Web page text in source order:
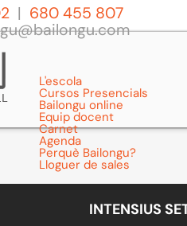
680 455 807
L'escola
Cursos Presencials
Bailongu online
Equip docent
Carnet
Agenda
Perquè Bailongu?
Lloguer de sales
INTENSIUS